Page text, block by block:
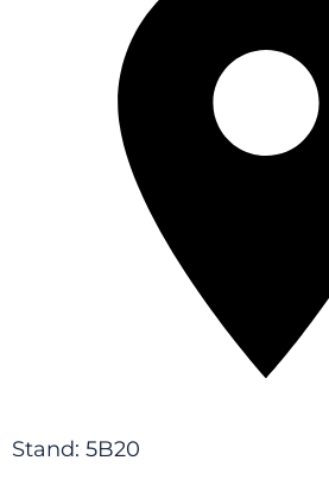
Stand: 5B20